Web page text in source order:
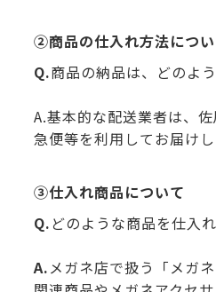
②商品の仕入れ方法につ
Q.商品の納品は、どのよ
A.基本的な配送業者は、
急便等を利用してお届けし
③仕入れ商品について
Q. どのような商品を仕入
A.メガネ店で扱う「メガ